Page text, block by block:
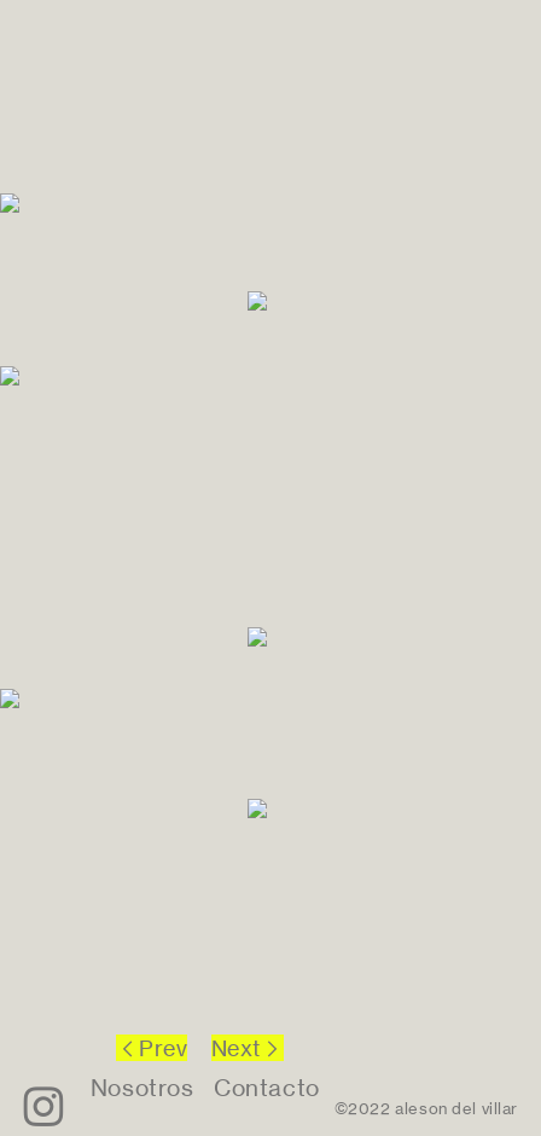
︎Prev Next︎
Nosotros Contacto
©2022 aleson del villar
︎